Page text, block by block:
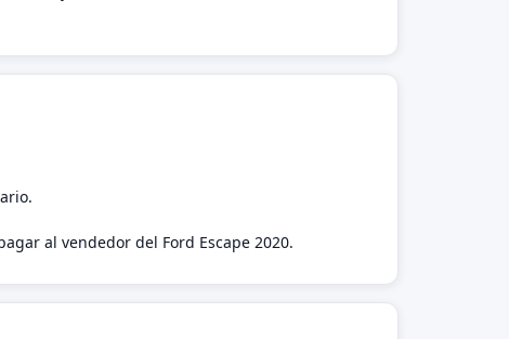
al vendedor del Ford Escape 2020.